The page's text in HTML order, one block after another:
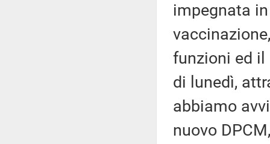
impegnata
funzioni ed il
di lunedì,
abbiamo
nuovo